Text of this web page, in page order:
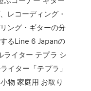
レコーディング・
ング・ギターの分
るLine 6 Japanの
ライター テプラ シ
イター「テプラ」
物 家庭用 お取り